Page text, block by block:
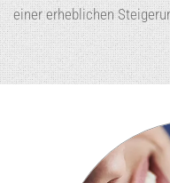
einer erheblichen